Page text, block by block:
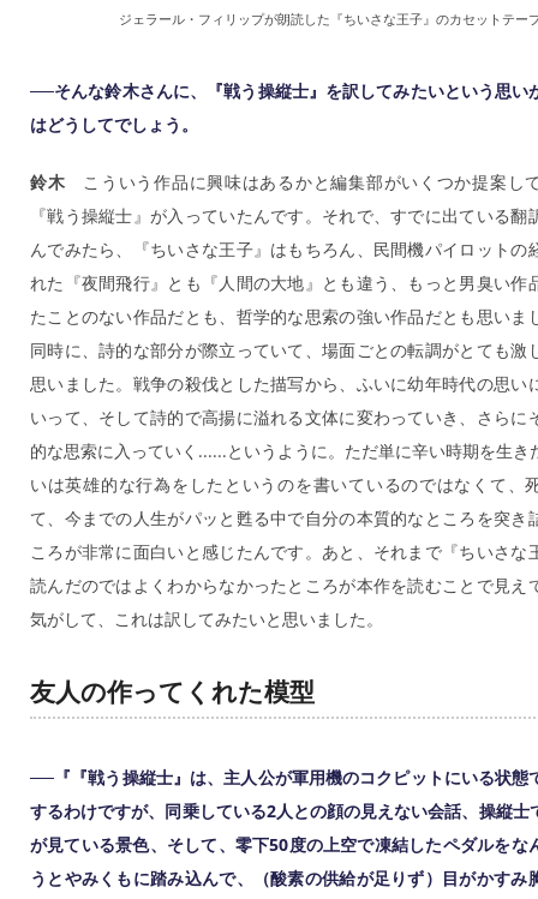
ジェラール・フィリップが朗読した『ちいさな王子』のカセットテー
──そんな鈴木さんに、『戦う操縦士』を訳してみたいという思い
はどうしてでしょう。
鈴木 こういう作品に興味はあるかと編集部がいくつか提案し
『戦う操縦士』が入っていたんです。それで、すでに出ている翻
んでみたら、『ちいさな王子』はもちろん、民間機パイロットの
れた『夜間飛行』とも『人間の大地』とも違う、もっと男臭い作
たことのない作品だとも、哲学的な思索の強い作品だとも思いま
同時に、詩的な部分が際立っていて、場面ごとの転調がとても激
思いました。戦争の殺伐とした描写から、ふいに幼年時代の思い
いって、そして詩的で高揚に溢れる文体に変わっていき、さらに
的な思索に入っていく......というように。ただ単に辛い時期を生き
いは英雄的な行為をしたというのを書いているのではなくて、
て、今までの人生がパッと甦る中で自分の本質的なところを突き
ころが非常に面白いと感じたんです。あと、それまで『ちいさな
読んだのではよくわからなかったところが本作を読むことで見え
気がして、これは訳してみたいと思いました。
友人の作ってくれた模型
──『『戦う操縦士』は、主人公が軍用機のコクピットにいる状態
するわけですが、同乗している2人との顔の見えない会話、操縦士
が見ている景色、そして、零下50度の上空で凍結したペダルをな
うとやみくもに踏み込んで、（酸素の供給が足りず）目がかすみ